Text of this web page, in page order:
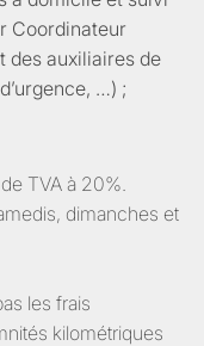
Coordinateur
des auxiliaires de
…) ;
TVA à 20%.
dimanches et
les frais
kilométriques